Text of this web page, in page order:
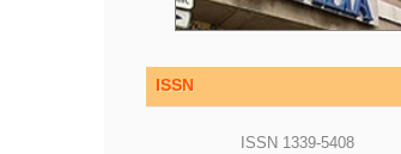
ISSN
ISSN 1339-5408